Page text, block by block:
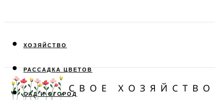
ХОЗЯЙСТВО
РАССАДКА ЦВЕТОВ
САД И ОГОРОД